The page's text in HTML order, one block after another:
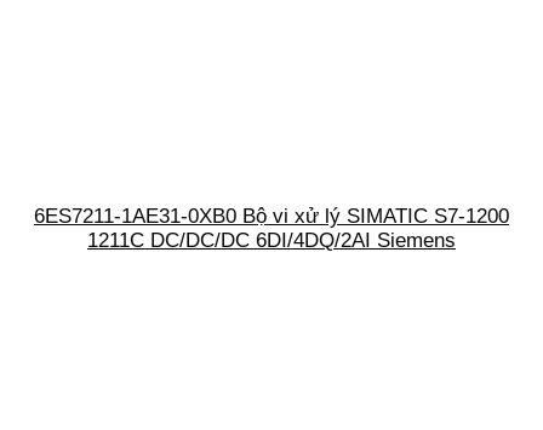
6ES7211-1AE31-0XB0 Bộ vi xử lý SIMATIC S7-1200
1211C DC/DC/DC 6DI/4DQ/2AI Siemens